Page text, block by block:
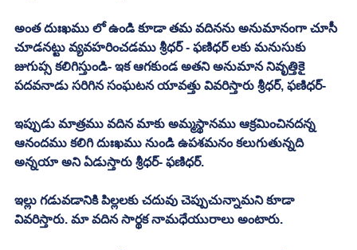
అంత దుఃఖము లో ఉండి కూడా తమ వదినను అనుమానంగా చూసీ
చూడనట్టు వ్యవహరించడము శ్రీధర్ - ఫణిధర్ లకు మనుసుకు
జుగుప్స కలిగిస్తుండి- ఇక ఆగకుండ అతని అనుమాన నివృత్తికై
పదవనాడు సరిగిన సంఘటన యావత్తు వివరిస్తారు శ్రీధర్, ఫణిధర్-
ఇప్పుడు మాత్రము వదిన మాకు అమ్మస్థానము ఆక్రమించినదన్న
ఆనందము కలిగి దుఃఖము నుండి ఉపశమనం కలుగుతున్నది
అన్నయా అని ఏడుస్తారు శ్రీధర్- ఫణిధర్.
ఇల్లు గడువడానికి పిల్లలకు చదువు చెప్పుచున్నామని కూడా
వివరిస్తారు. మా వదిన సార్థక నామధేయురాలు అంటారు.